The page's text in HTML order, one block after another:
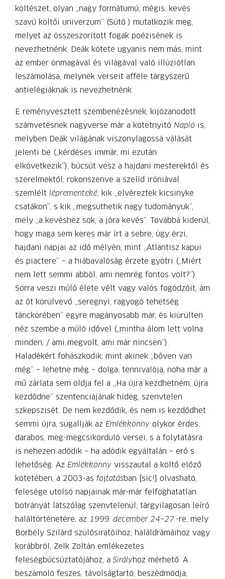
költészet, olyan „nagy formátumú, mégis: kevés
szavú költői univerzum” (Sütő ) mutatkozik meg,
melyet az összeszorított fogak poézisének is
nevezhetnénk. Deák kötete ugyanis nem más, mint
az ember önmagával és világával való illúziótlan
leszámolása, melynek verseit afféle tárgyszerű
antielégiáknak is nevezhetnénk.
E reményvesztett szembenézésnek, kijózanodott
számvetésnek nagyverse már a kötetnyitó Napló is,
melyben Deák világának viszonylagossá válását
jelenti be („kérdéses immár, mi ezután
elkövetkezik”), búcsút vesz a hajdani mesterektől és
szerelmektől; rokonszenve a szelíd iróniával
szemlélt léprementeké, kik „elvéreztek kicsinyke
csatákon”, s kik „megsüthetik nagy tudományuk”,
mely „a kevéshez sok, a jóra kevés”. Továbbá kiderül,
hogy maga sem keres már írt a sebre, úgy érzi,
hajdani napjai az idő mélyén, mint „Atlantisz kapui
és piactere” – a hiábavalóság érzete gyötri („Miért
nem lett semmi abból, ami nemrég fontos volt?”).
Sorra veszi múló élete vélt vagy valós fogódzóit, ám
az őt körülvevő „seregnyi, ragyogó tehetség
tánckörében” egyre magányosabb már, és kiürülten
néz szembe a múló idővel („mintha álom lett volna
minden, / ami megvolt, ami már nincsen”).
Haladékért fohászkodik, mint akinek „bőven van
még” – lehetne még – dolga, tennivalója, noha már a
mű zárlata sem oldja fel a „Ha újra kezdhetném, újra
kezdődne” szentenciájának hideg, szenvtelen
szkepszisét. De nem kezdődik, és nem is kezdődhet
semmi újra, sugallják az Emlékkönny olykor érdes,
darabos, meg-megcsikorduló versei, s a folytatásra
is nehezen adódik – ha adódik egyáltalán – erő s
lehetőség. Az Emlékkönny visszautal a költő előző
kötetében, a 2003-as fo jtatásban [sic!] olvasható,
felesége utolsó napjainak már-már felfoghatatlan
botrányát látszólag szenvtelenül, tárgyilagosan leíró
haláltörténetére, az 1999. december 24–27. -re, mely
Borbély Szilárd szülősiratóihoz, haláldrámáihoz vagy
korábbról, Zelk Zoltán emlékezetes
feleségbúcsúztatójához, a Sirály hoz mérhető. A
beszámoló feszes, távolságtartó; beszédmódja,